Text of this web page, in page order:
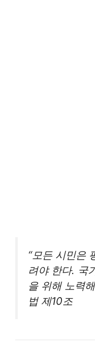
“모든 시민은
려야 한다. 국
을 위해 노력
법 제10조